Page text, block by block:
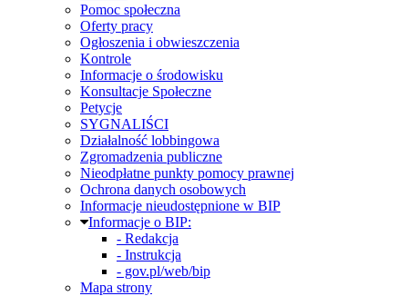
Pomoc społeczna
Oferty pracy
Ogłoszenia i obwieszczenia
Kontrole
Informacje o środowisku
Konsultacje Społeczne
Petycje
SYGNALIŚCI
Działalność lobbingowa
Zgromadzenia publiczne
Nieodpłatne punkty pomocy prawnej
Ochrona danych osobowych
Informacje nieudostępnione w BIP
Informacje o BIP:
- Redakcja
- Instrukcja
- gov.pl/web/bip
Mapa strony